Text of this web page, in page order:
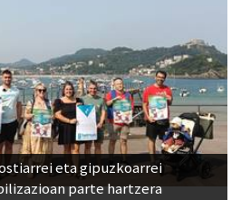
eta gipuzkoarrei
parte hartzera